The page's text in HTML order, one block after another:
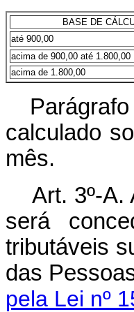
BASE DE
até 900,00
acima de 900,00 até 1.800,00
acima de 1.800,00
calculado
mês.
Art. 3º-
será
tributáveis
das
pela Lei nº